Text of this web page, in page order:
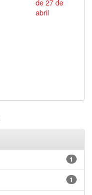
de 27 de
abril
1
1